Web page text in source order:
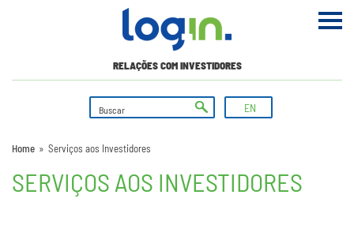
RELAÇÕES COM INVESTIDORES
EN
Home » Serviços aos Investidores
SERVIÇOS AOS INVESTIDORES